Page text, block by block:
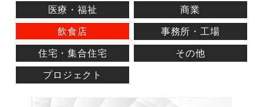
医療・福祉 商業
飲食店 事務所・工場
住宅・集合住宅 その他
プロジェクト